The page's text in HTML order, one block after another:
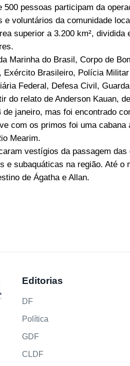
pessoas participam da
voluntários da comunidade
superior a 3.200 km², dividida
Marinha do Brasil, Corpo de
Exército Brasileiro, Polícia
Federal, Defesa Civil,
do relato de Anderson Kauan,
janeiro, mas foi encontrado
com os primos foi uma cabana
Mearim.
vestígios da passagem
subaquáticas na região. Até o
de Ágatha e Allan.
Editorias
DF
Política
GDF
CLDF